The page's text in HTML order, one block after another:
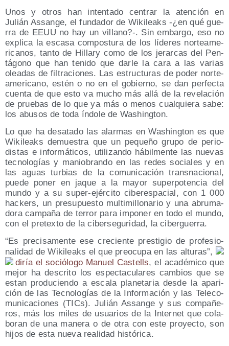
Unos y otros han inten­ta­do cen­trar la aten­ción en
Julián Assan­ge, el fun­da­dor de Wiki­leaks -¿en qué gue­
rra de EEUU no hay un villano?-. Sin embar­go, eso no
expli­ca la esca­sa com­pos­tu­ra de los líde­res nor­te­ame­
ri­ca­nos, tan­to de Hillary como de los jerar­cas del Pen­
tá­gono que han teni­do que dar­le la cara a las varias
olea­das de fil­tra­cio­nes. Las estruc­tu­ras de poder nor­te­
ame­ri­cano, estén o no en el gobierno, se dan per­fec­ta
cuen­ta de que esto va mucho más allá de la reve­la­ción
de prue­bas de lo que ya más o menos cual­quie­ra sabe:
los abu­sos de toda índo­le de Washington.
Lo que ha des­ata­do las alar­mas en Washing­ton es que
Wiki­leaks demues­tra que un peque­ño gru­po de perio­
dis­tas e infor­má­ti­cos, uti­li­zan­do hábil­men­te las nue­vas
tec­no­lo­gías y manio­bran­do en las redes socia­les y en
las aguas tur­bias de la comu­ni­ca­ción trans­na­cio­nal,
pue­de poner en jaque a la mayor super­po­ten­cia del
mun­do y a su super-ejér­ci­to ciber­es­pa­cial, con 1 000
hac­kers, un pre­su­pues­to mul­ti­mi­llo­na­rio y una abru­ma­
do­ra cam­pa­ña de terror para impo­ner en todo el mun­do,
con el pre­tex­to de la ciber­se­gu­ri­dad, la ciberguerra.
“Es pre­ci­sa­men­te ese cre­cien­te pres­ti­gio de pro­fe­sio­
na­li­dad de Wiki­leaks el que preo­cu­pa en las altu­ras”,
diría el soció­lo­go Manuel Cas­tells, el aca­dé­mi­co que
mejor ha des­cri­to los espec­ta­cu­la­res cam­bios que se
estan pro­du­cien­do a esca­la pla­ne­ta­ria des­de la apa­ri­
ción de las Tec­no­lo­gías de la Infor­ma­ción y las Tele­co­
mu­ni­ca­cio­nes (TICs). Julián Assan­ge y sus com­pa­ñe­
ros, más los miles de usua­rios de la Inter­net que cola­
bo­ran de una mane­ra o de otra con este pro­yec­to, son
hijos de esta nue­va reali­dad histórica.